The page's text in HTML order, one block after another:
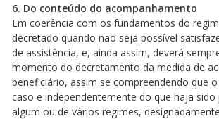
6. Do conteúdo do acompanhamento
Em coerência com os fundamentos do
decretado quando não seja possível
de assistência, e, ainda assim, deverá
momento do decretamento da medida de
beneficiário, assim se compreendendo que
caso e independentemente do que haja
algum ou de vários regimes,